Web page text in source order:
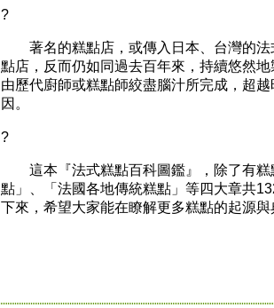
?
著名的糕點店，或傳入日本、台灣的法
點店，反而仍如同過去百年來，持續悠然
由歷代廚師或糕點師絞盡腦汁所完成，超
因。
?
這本『法式糕點百科圖鑑』，除了有糕
點」、「法國各地傳統糕點」等四大章共
下來，希望大家能在瞭解更多糕點的起源